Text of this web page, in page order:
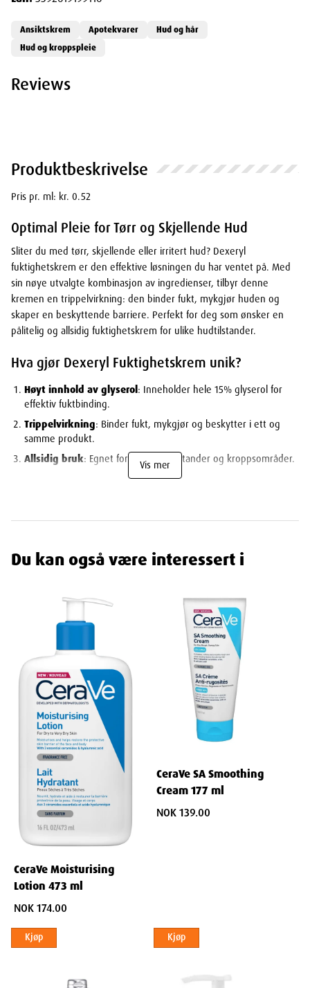
Produktbeskrivelse
Pris pr. ml: kr. 0.52
Optimal Pleie for Tørr og Skjellende Hud
Sliter du med tørr, skjellende eller irritert hud? Dexeryl
fuktighetskrem er den effektive løsningen du har ventet på. Med
sin nøye utvalgte kombinasjon av ingredienser, tilbyr denne
kremen en trippelvirkning: den binder fukt, mykgjør huden og
skaper en beskyttende barriere. Perfekt for deg som ønsker en
pålitelig og allsidig fuktighetskrem for ulike hudtilstander.
Hva gjør Dexeryl Fuktighetskrem unik?
Høyt innhold av glyserol : Inneholder hele 15% glyserol for
effektiv fuktbinding.
Trippelvirkning: Binder fukt, mykgjør og beskytter i ett og
samme produkt.
Allsidig bruk: Egnet for ulike hudtilstander og kroppsområder.
: Ideell for sensitiv hud og de som foretrekker
Nøkkelfordeler med Dexeryl Fuktighetskrem
15% glyserol trekker fuktighet til huden og holder den der
Reduserer tørrhet og flassing effektivt
Gir langvarig fuktighet gjennom dagen
Intensiv mykgjøring
Gjør selv den tørreste hud myk og smidig
Forbedrer hudens elastisitet
Reduserer følelsen av stramhet og ubehag
Beskyttende barriere
Danner et usynlig skjold mot ytre påvirkninger
Forhindrer ytterligere fuktighetstap
Støtter hudens naturlige reparasjonsprosess
Reduserer kløe og rødhet assosiert med tørr hud
Beroliger irritert og stresset hud
Forbedrer hudens struktur
Vis mer
Ansiktskrem Apotekvarer
Hud og hår
Hud og kroppspleie
Reviews
Du kan også være interessert i
CeraVe Moisturising
Lotion 473 ml
NOK 174.00
Kjøp
CeraVe SA Smoothing
Cream 177 ml
NOK 139.00
Kjøp